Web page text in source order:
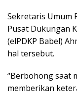
Sekretaris Umum
Pusat Dukungan
(elPDKP Babel)
hal tersebut.
“Berbohong saat
memberikan